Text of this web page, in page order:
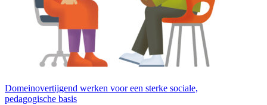
Domeinovertijgend werken voor een sterke sociale,
pedagogische basis